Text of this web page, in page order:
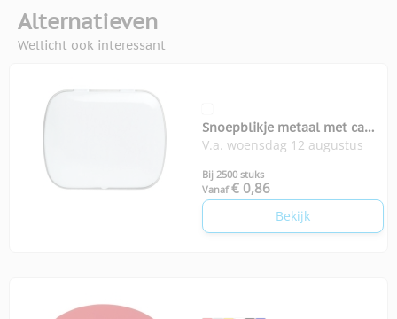
Alternatieven
Wellicht ook interessant
Snoepblikje metaal met ca
100 suikervrije mintjes
V.a. woensdag 12 augustus
Bij 2500 stuks
Vanaf € 0,86
Bekijk